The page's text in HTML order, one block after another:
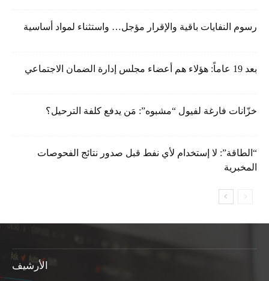
رسوم النفايات باقية والإقرار مؤجل… واستثناء لمواد أساسية
بعد 19 عاماً: هؤلاء هم أعضاء مجلس إدارة الضمان الاجتماعي
خزّانات فارغة لفيول “مشبوه”: مَن يدفع كلفة الترحيل؟
“الطاقة”: لا إستخدام لأي نفط قبل صدور نتائج الفحوصات
المخبرية
الأرشيف